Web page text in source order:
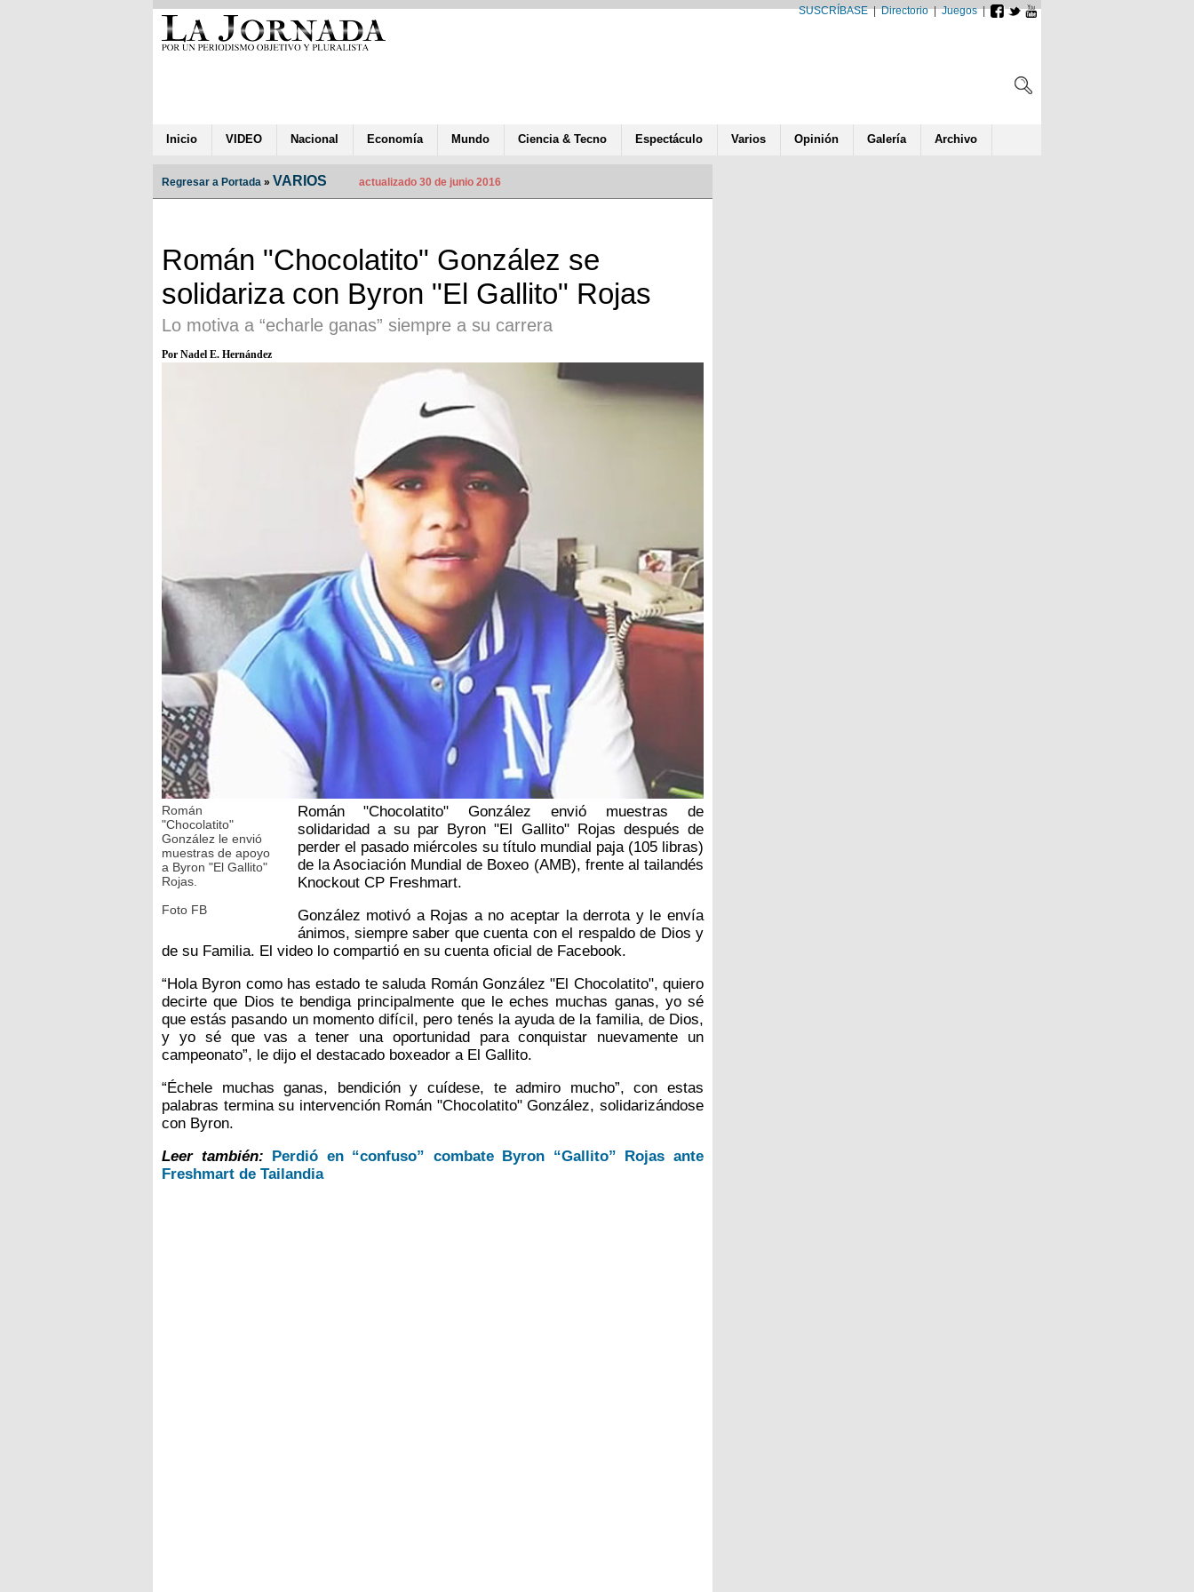
SUSCRÍBASE|Directorio|Juegos|
Inicio VIDEO Nacional Economía Mundo Ciencia & Tecno Espectáculo Varios Opinión Galería Archivo
Regresar a Portada » VARIOS actualizado 30 de junio 2016
Román "Chocolatito" González se
solidariza con Byron "El Gallito" Rojas
Lo motiva a “echarle ganas” siempre a su carrera
Por Nadel E. Hernández
Román
"Chocolatito"
González le envió
muestras de apoyo
a Byron "El Gallito"
Rojas.
Foto FB
Román "Chocolatito" González envió muestras de
solidaridad a su par Byron "El Gallito" Rojas después de
perder el pasado miércoles su título mundial paja (105 libras)
de la Asociación Mundial de Boxeo (AMB), frente al tailandés
Knockout CP Freshmart.
González motivó a Rojas a no aceptar la derrota y le envía
ánimos, siempre saber que cuenta con el respaldo de Dios y
de su Familia. El video lo compartió en su cuenta oficial de Facebook.
“Hola Byron como has estado te saluda Román González "El Chocolatito", quiero
decirte que Dios te bendiga principalmente que le eches muchas ganas, yo sé
que estás pasando un momento difícil, pero tenés la ayuda de la familia, de Dios,
y yo sé que vas a tener una oportunidad para conquistar nuevamente un
campeonato”, le dijo el destacado boxeador a El Gallito.
“Échele muchas ganas, bendición y cuídese, te admiro mucho”, con estas
palabras termina su intervención Román "Chocolatito" González, solidarizándose
con Byron.
Leer también: Perdió en “confuso” combate Byron “Gallito” Rojas ante
Freshmart de Tailandia